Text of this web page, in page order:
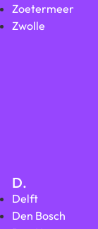
Zoetermeer
Zwolle
D.
Delft
Den Bosch